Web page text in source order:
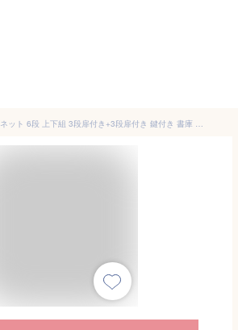
レモダ 木製キャビネット 6段 上下組 3段扉付き+3段扉付き 鍵付き 書庫 収納棚 幅800×奥行443×高さ2204mm本棚 ブックシェルフ A4ファイル 棚 書類棚 木製 オフィス 事務所 キャビネット 収納庫 書類収納 シェルフ おしゃれ 大容量